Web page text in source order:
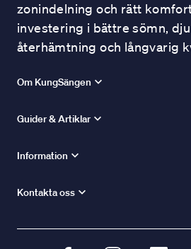
zonindelning och rätt
investering i bättre sömn,
återhämtning och långvarig
Om KungSängen
Guider & Artiklar
Information
Kontakta oss